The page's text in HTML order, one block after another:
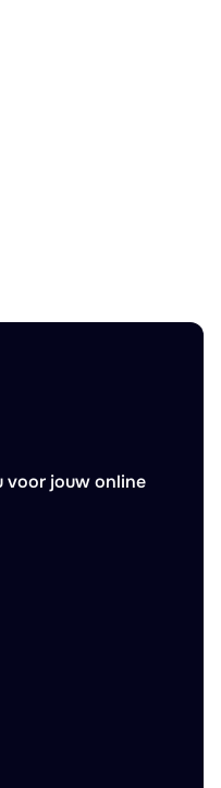
voor jouw online